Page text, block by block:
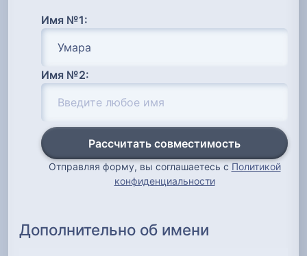
Имя №1:
Имя №2:
Рассчитать совместимость
Отправляя форму, вы соглашаетесь с Политикой
конфиденциальности
Дополнительно об имени